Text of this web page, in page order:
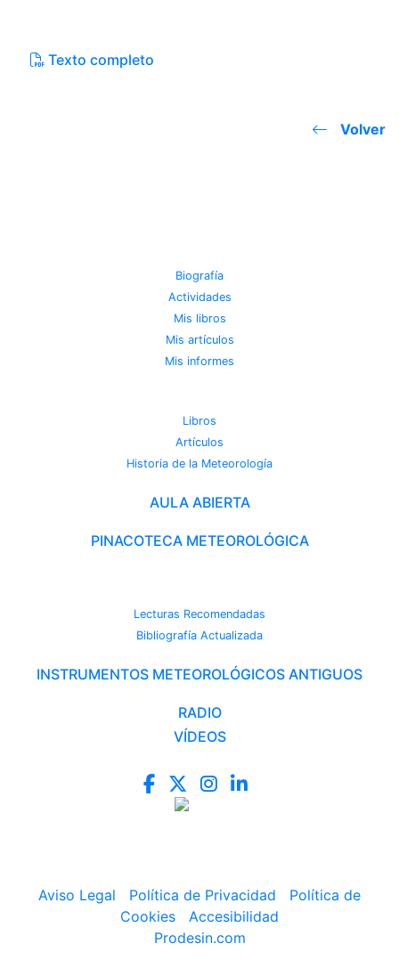
Texto completo
Volver
Biografía
Actividades
Mis libros
Mis artículos
Mis informes
Libros
Artículos
Historia de la Meteorología
AULA ABIERTA
PINACOTECA METEOROLÓGICA
Lecturas Recomendadas
Bibliografía Actualizada
INSTRUMENTOS METEOROLÓGICOS ANTIGUOS
RADIO
VÍDEOS
Aviso Legal Política de Privacidad
Política de
Cookies
Accesibilidad
Prodesin.com